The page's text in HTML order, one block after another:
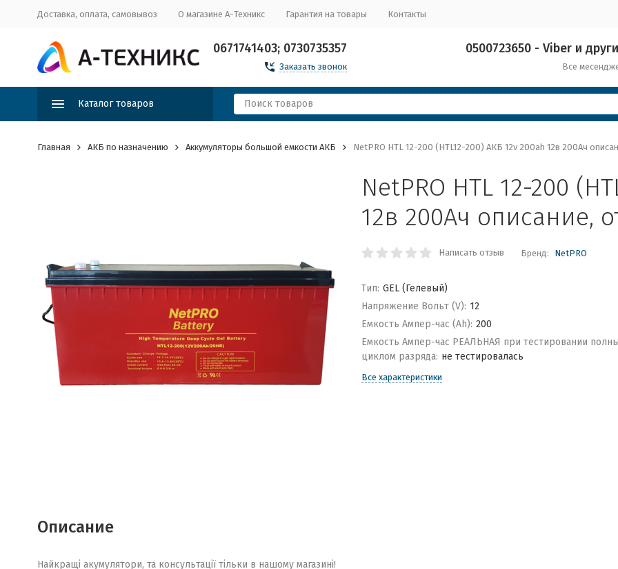
Доставка, оплата, самовывоз О магазине А-Техникс Гарантия на товары Контакты
0671741403; 0730735357
Заказать звонок
0500723650 - Viber и
Все
Каталог товаров
Главная АКБ по назначению Аккумуляторы большой емкости АКБ NetPRO HTL 12-200 (HTL12-200) АКБ 12v 200ah 12в 200Ач
NetPRO HTL 12-200
12в 200Ач описание,
Написать отзыв Бренд: NetPRO
Тип: GEL (Гелевый)
Напряжение Вольт (V): 12
Емкость Ампер-час (Ah): 200
Емкость Ампер-час РЕАЛЬНАЯ при тестировании
циклом разряда: не тестировалась
Все характеристики
Описание
Найкращі акумулятори, та консультації тільки в нашому магазині!